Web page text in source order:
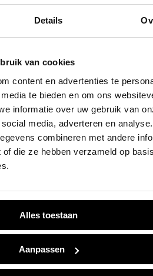
Details
van cookies
content en advertenties te
te bieden en om ons
informatie over uw gebruik van
media, adverteren en
combineren met andere
die ze hebben verzameld op
Alles toestaan
Aanpassen